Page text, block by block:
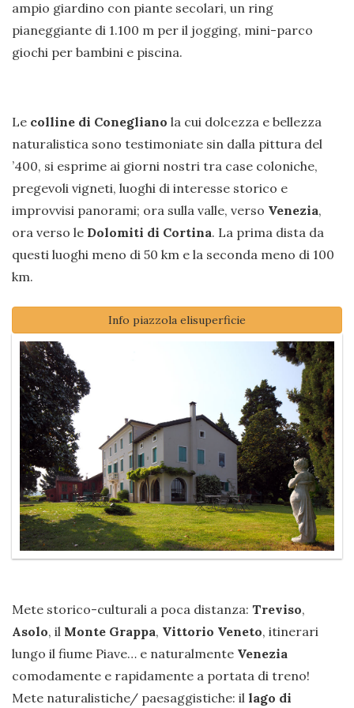
ampio giardino con piante secolari, un ring
pianeggiante di 1.100 m per il jogging, mini-parco
giochi per bambini e piscina.
Le colline di Conegliano la cui dolcezza e bellezza
naturalistica sono testimoniate sin dalla pittura del
’400, si esprime ai giorni nostri tra case coloniche,
pregevoli vigneti, luoghi di interesse storico e
improvvisi panorami; ora sulla valle, verso Venezia,
ora verso le Dolomiti di Cortina. La prima dista da
questi luoghi meno di 50 km e la seconda meno di 100
km.
Info piazzola elisuperficie
Mete storico-culturali a poca distanza: Treviso,
Asolo, il Monte Grappa, Vittorio Veneto, itinerari
lungo il fiume Piave… e naturalmente Venezia
comodamente e rapidamente a portata di treno!
Mete naturalistiche/ paesaggistiche: il lago di